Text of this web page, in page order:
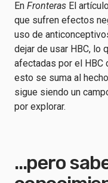
En Fronteras El
que sufren efectos
uso de
dejar de usar HBC, lo
afectadas por el
esto se suma al
sigue siendo un
por explorar.
...pero